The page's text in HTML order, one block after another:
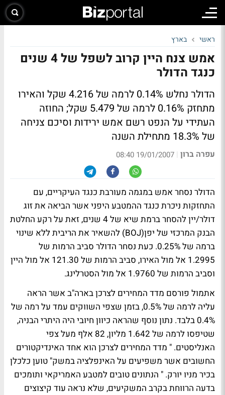
ראשי בארץ
אמש צנח היין קרוב לשפל של 4 שנים
כנגד הדולר
הדולר נחלש 0.14% לרמה של 4.216 שקל והאירו
מתחזק 0.16% לרמה של 5.479 שקל; החוזה
העתידי על הנפט רשם אמש ירידות וסיכם צניחה
של 18.3% מתחילת השנה
עפרה ברון |
19/01/2007 08:40
הדולר נסחר אמש במגמה מעורבת כנגד העיקריים, עם
התחזקות ניכרת כנגד ההמטבע היפני אשר הביאה את זוג
דולר/יין להסחר ברמת שיא של 4 שנים, זאת על רקע החלטת
הבנק המרכזי של יפן(BOJ) להשאיר את הריבית ללא שינוי
ברמה של 0.25%. כעת נסחר הדולר סביב הרמות של
1.2995 אל מול האירו, סביב הרמות של 121.30 אל מול היין
וסביב הרמות של 1.9760 אל מול הסטרלינג.
אתמול פורסם מדד המחירים לצרכן בארה"ב אשר הראה
עליה לרמה של 0.5%, בזמן שצפי השווקים עמד על רמה של
0.4% בלבד. נתון נוסף שהראה כיוון חיובי היה היתרי הבניה,
שטיפסו לרמה של 1.642 מליון, 82 אלף מעל צפי
האנליסטים. " מדד המחירים לצרכן הוא אחד האינדיקטורים
החשובים אשר משפיעים על האינפלציה במשק" טוען כלכלן
בכיר מניו יורק. " הנתונים טובים למטבע האמריקאי ותומכים
בדעה הרווחת בקרב המשקיעים, שלא נראה עוד קיצוצים